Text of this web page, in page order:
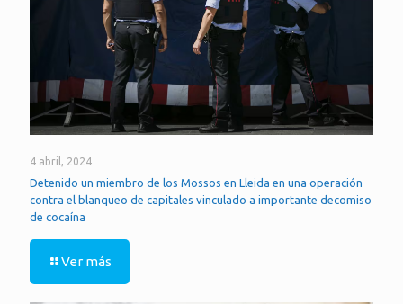
4 abril, 2024
Detenido un miembro de los Mossos en Lleida en una operación
contra el blanqueo de capitales vinculado a importante decomiso
de cocaína
Ver más